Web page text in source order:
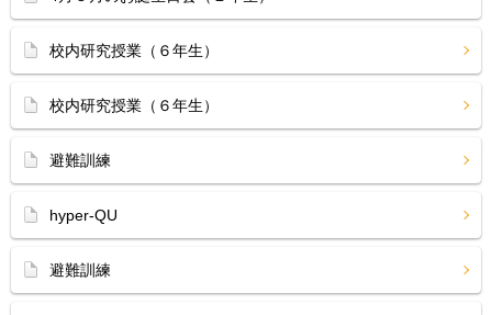
校内研究授業（６年生）
校内研究授業（６年生）
避難訓練
hyper-QU
避難訓練